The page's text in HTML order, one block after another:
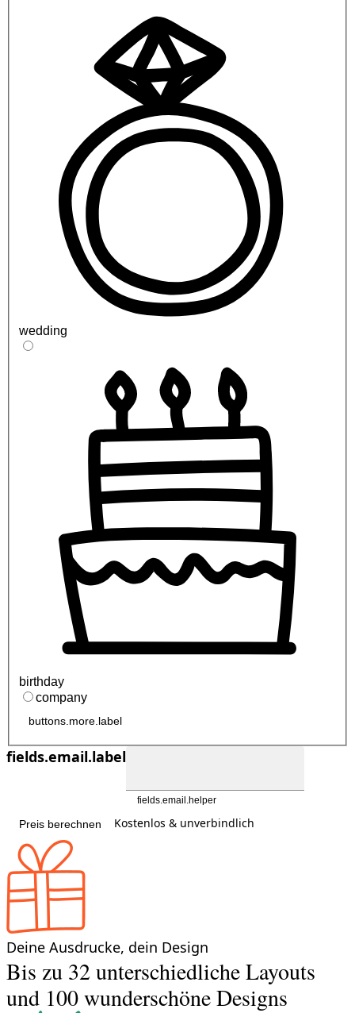
wedding
birthday
company
buttons.more.label
fields.email.label
fields.email.helper
Preis berechnen Kostenlos & unverbindlich
Deine Ausdrucke, dein Design
Bis zu 32 unterschiedliche Layouts
und 100 wunderschöne Designs